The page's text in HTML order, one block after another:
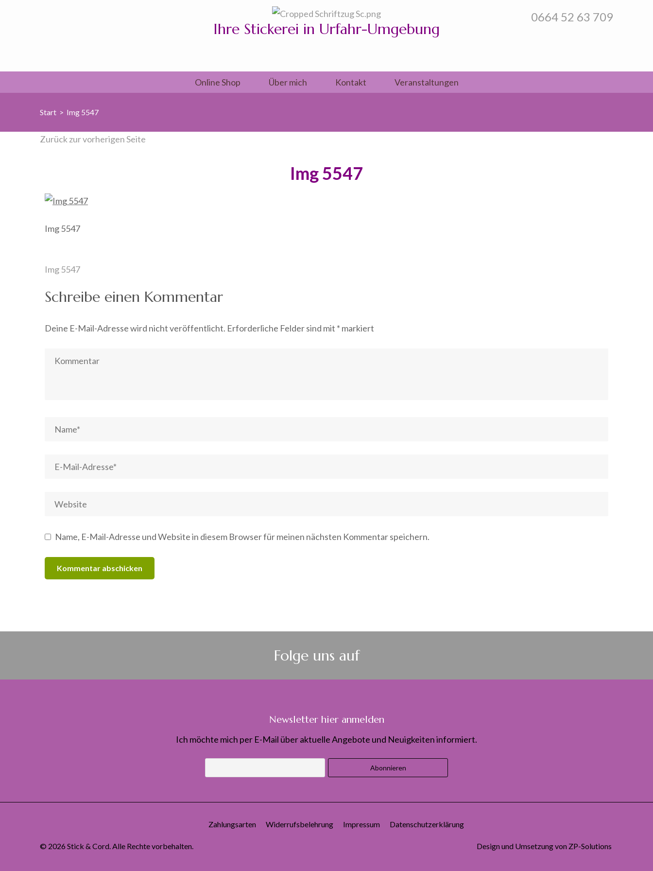
0664 52 63 709
Ihre Stickerei in Urfahr-Umgebung
Online Shop Über mich Kontakt Veranstaltungen
Start > Img 5547
Zurück zur vorherigen Seite
Img 5547
Img 5547
Beitragsnavigation
Img 5547
Schreibe einen Kommentar
Deine E-Mail-Adresse wird nicht veröffentlicht. Erforderliche Felder sind mit * markiert
Name, E-Mail-Adresse und Website in diesem Browser für meinen nächsten Kommentar speichern.
Folge uns auf
Newsletter hier anmelden
Ich möchte mich per E-Mail über aktuelle Angebote und Neuigkeiten informiert.
Zahlungsarten Widerrufsbelehrung Impressum Datenschutzerklärung
© 2026 Stick & Cord . Alle Rechte vorbehalten. Design und Umsetzung von ZP-Solutions